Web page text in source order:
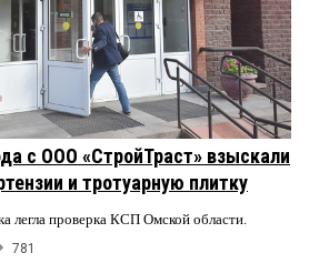
с ООО «СтройТраст» взыскали
и тротуарную плитку
легла проверка КСП Омской области.
781